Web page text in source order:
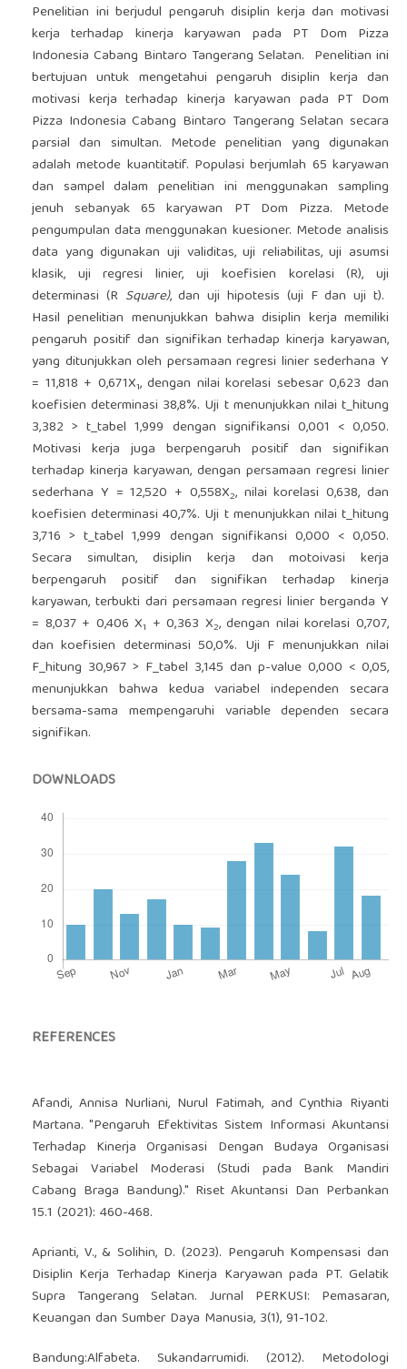
Penelitian ini berjudul pengaruh disiplin kerja dan motivasi
kerja terhadap kinerja karyawan pada PT Dom Pizza
Indonesia Cabang Bintaro Tangerang Selatan. Penelitian ini
bertujuan untuk mengetahui pengaruh disiplin kerja dan
motivasi kerja terhadap kinerja karyawan pada PT Dom
Pizza Indonesia Cabang Bintaro Tangerang Selatan secara
parsial dan simultan. Metode penelitian yang digunakan
adalah metode kuantitatif. Populasi berjumlah 65 karyawan
dan sampel dalam penelitian ini menggunakan sampling
jenuh sebanyak 65 karyawan PT Dom Pizza. Metode
pengumpulan data menggunakan kuesioner. Metode analisis
data yang digunakan uji validitas, uji reliabilitas, uji asumsi
klasik, uji regresi linier, uji koefisien korelasi (R), uji
determinasi (R Square), dan uji hipotesis (uji F dan uji t).
Hasil penelitian menunjukkan bahwa disiplin kerja memiliki
pengaruh positif dan signifikan terhadap kinerja karyawan,
yang ditunjukkan oleh persamaan regresi linier sederhana Y
= 11,818 + 0,671X1, dengan nilai korelasi sebesar 0,623 dan
koefisien determinasi 38,8%. Uji t menunjukkan nilai t_hitung
3,382 > t_tabel 1,999 dengan signifikansi 0,001 < 0,050.
Motivasi kerja juga berpengaruh positif dan signifikan
terhadap kinerja karyawan, dengan persamaan regresi linier
sederhana Y = 12,520 + 0,558X2, nilai korelasi 0,638, dan
koefisien determinasi 40,7%. Uji t menunjukkan nilai t_hitung
3,716 > t_tabel 1,999 dengan signifikansi 0,000 < 0,050.
Secara simultan, disiplin kerja dan motoivasi kerja
berpengaruh positif dan signifikan terhadap kinerja
karyawan, terbukti dari persamaan regresi linier berganda Y
= 8,037 + 0,406 X1 + 0,363 X2, dengan nilai korelasi 0,707,
dan koefisien determinasi 50,0%. Uji F menunjukkan nilai
F_hitung 30,967 > F_tabel 3,145 dan p-value 0,000 < 0,05,
menunjukkan bahwa kedua variabel independen secara
bersama-sama mempengaruhi variable dependen secara
signifikan.
DOWNLOADS
REFERENCES
Afandi, Annisa Nurliani, Nurul Fatimah, and Cynthia Riyanti
Martana. "Pengaruh Efektivitas Sistem Informasi Akuntansi
Terhadap Kinerja Organisasi Dengan Budaya Organisasi
Sebagai Variabel Moderasi (Studi pada Bank Mandiri
Cabang Braga Bandung)." Riset Akuntansi Dan Perbankan
15.1 (2021): 460-468.
Aprianti, V., & Solihin, D. (2023). Pengaruh Kompensasi dan
Disiplin Kerja Terhadap Kinerja Karyawan pada PT. Gelatik
Supra Tangerang Selatan. Jurnal PERKUSI: Pemasaran,
Keuangan dan Sumber Daya Manusia, 3(1), 91-102.
Bandung:Alfabeta. Sukandarrumidi. (2012). Metodologi